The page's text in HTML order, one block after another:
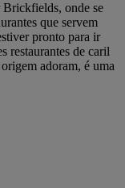
Brickfields, onde se
que servem
pronto para ir
restaurantes de caril
adoram, é uma